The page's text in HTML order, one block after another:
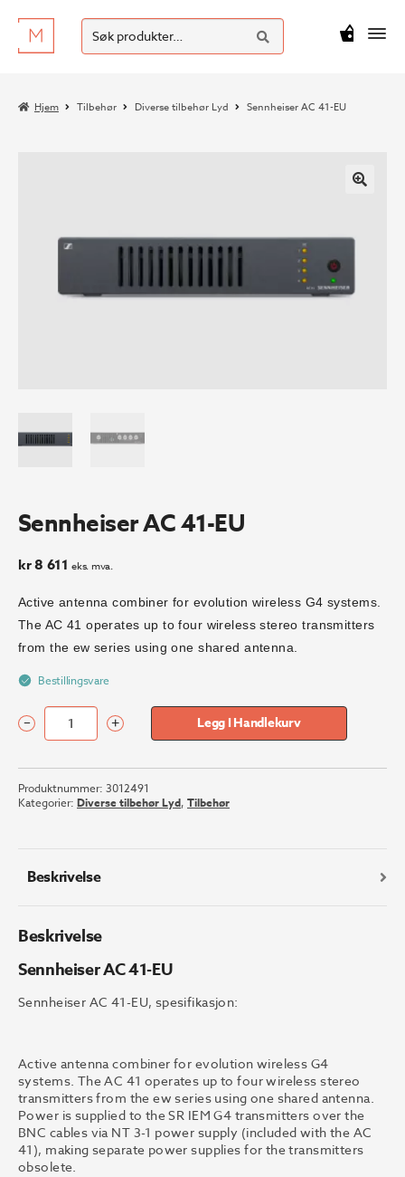
Hopp
til
Hopp
til
Søk
etter:
SØK
kr0
Hjem Tilbehør Diverse tilbehør Lyd Sennheiser AC 41-EU
Sennheiser AC 41-EU
kr8 611 eks. mva.
Active antenna combiner for evolution wireless G4 systems.
The AC 41 operates up to four wireless stereo transmitters
from the ew series using one shared antenna.
Bestillingsvare
Sennheiser
41-
EU
antall
– + Legg I Handlekurv
Produktnummer: 3012491
Kategorier: Diverse tilbehør Lyd, Tilbehør
Beskrivelse
Beskrivelse
Sennheiser AC 41-EU
Sennheiser AC 41-EU, spesifikasjon:
Active antenna combiner for evolution wireless G4
systems. The AC 41 operates up to four wireless stereo
transmitters from the ew series using one shared antenna.
Power is supplied to the SR IEM G4 transmitters over the
BNC cables via NT 3-1 power supply (included with the AC
41), making separate power supplies for the transmitters
obsolete.